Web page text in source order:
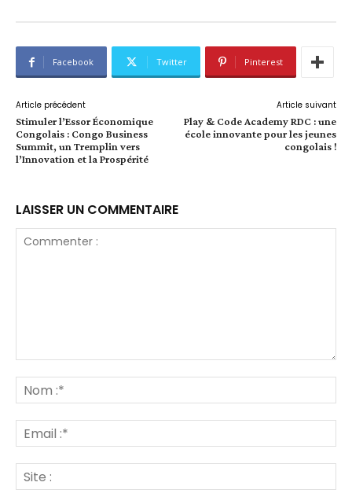
Facebook Twitter Pinterest
Article précédent
Stimuler l’Essor Économique
Congolais : Congo Business
Summit, un Tremplin vers
l’Innovation et la Prospérité
Article suivant
Play & Code Academy RDC : une
école innovante pour les jeunes
congolais !
LAISSER UN COMMENTAIRE
:*
:*
: